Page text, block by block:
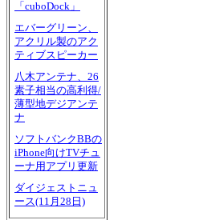
「cuboDock」
エバーグリーン、
アクリル製のアク
ティブスピーカー
八木アンテナ、26
素子相当の高利得/
薄型地デジアンテ
ナ
ソフトバンクBBの
iPhone向けTVチュ
ーナ用アプリ更新
ダイジェストニュ
ース(11月28日)